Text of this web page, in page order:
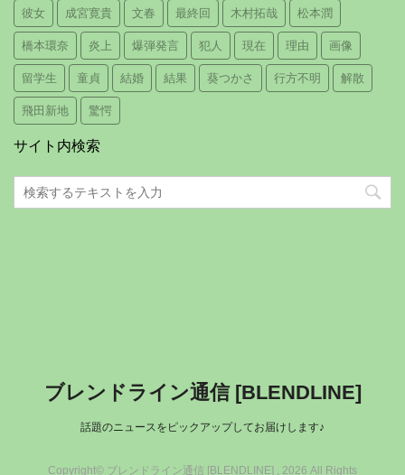
彼女 成宮寛貴 文春 最終回 木村拓哉 松本潤
橋本環奈 炎上 爆弾発言 犯人 現在 理由 画像
留学生 童貞 結婚 結果 葵つかさ 行方不明 解散
飛田新地 驚愕
サイト内検索
ブレンドライン通信 [BLENDLINE]
話題のニュースをピックアップしてお届けします♪
Copyright© ブレンドライン通信 [BLENDLINE] , 2026 All Rights